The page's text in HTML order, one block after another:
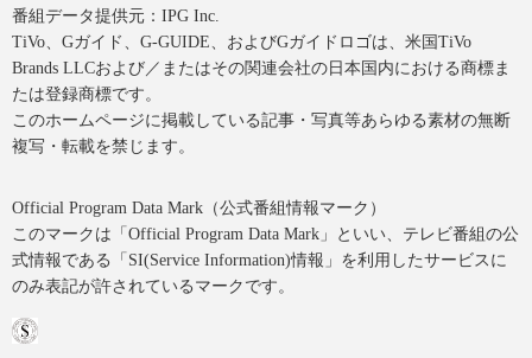
番組データ提供元：IPG Inc.
TiVo、Gガイド、G-GUIDE、およびGガイドロゴは、米国TiVo
Brands LLCおよび／またはその関連会社の日本国内における商標ま
たは登録商標です。
このホームページに掲載している記事・写真等あらゆる素材の無断
複写・転載を禁じます。
Official Program Data Mark（公式番組情報マーク）
このマークは「Official Program Data Mark」といい、テレビ番組の公
式情報である「SI(Service Information)情報」を利用したサービスに
のみ表記が許されているマークです。